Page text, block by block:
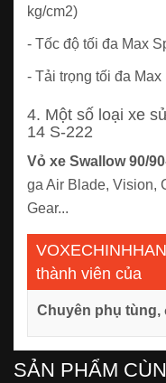
kg/cm2)
- Tốc độ tối đa Max
- Tải trọng tối đa
4. Một số loại xe
14 S-222
Vỏ xe Swallow 90/
ga Air Blade, Vision,
Gear...
thành viên của
Chuyên phụ tùng,
SẢN PHẨM